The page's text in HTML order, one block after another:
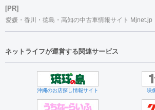
[PR]
愛媛・香川・徳島・高知の中古車情報サイト Mjnet.jp
ネットライフが運営する関連サービス
沖縄のお店探し情報サイト 映